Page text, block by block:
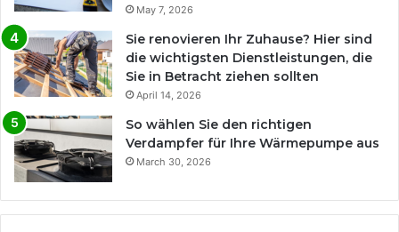
May 7, 2026
Sie renovieren Ihr Zuhause? Hier sind
die wichtigsten Dienstleistungen, die
Sie in Betracht ziehen sollten
April 14, 2026
So wählen Sie den richtigen
Verdampfer für Ihre Wärmepumpe aus
March 30, 2026